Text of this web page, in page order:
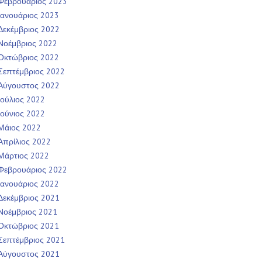
2023
2022
2022
2022
2022
2022
2022
2022
2022
2022
2022
2022
2022
2021
2021
2021
2021
2021